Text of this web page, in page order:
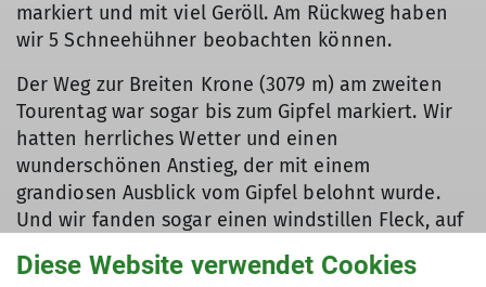
markiert und mit viel Geröll. Am Rückweg haben
wir 5 Schneehühner beobachten können.
Der Weg zur Breiten Krone (3079 m) am zweiten
Tourentag war sogar bis zum Gipfel markiert. Wir
hatten herrliches Wetter und einen
wunderschönen Anstieg, der mit einem
grandiosen Ausblick vom Gipfel belohnt wurde.
Und wir fanden sogar einen windstillen Fleck, auf
konnten.
Diese Website verwendet Cookies